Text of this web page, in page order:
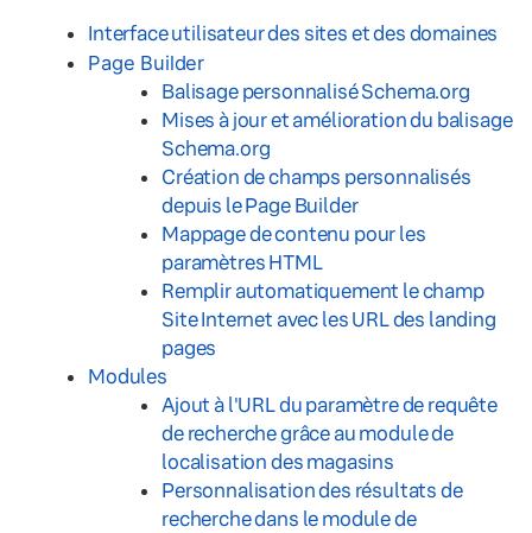
Interface utilisateur des sites et des domaines
Page Builder
Balisage personnalisé Schema.org
Mises à jour et amélioration du balisage
Schema.org
Création de champs personnalisés
depuis le Page Builder
Mappage de contenu pour les
paramètres HTML
Remplir automatiquement le champ
Site Internet avec les URL des landing
pages
Modules
Ajout à l'URL du paramètre de requête
de recherche grâce au module de
localisation des magasins
Personnalisation des résultats de
recherche dans le module de